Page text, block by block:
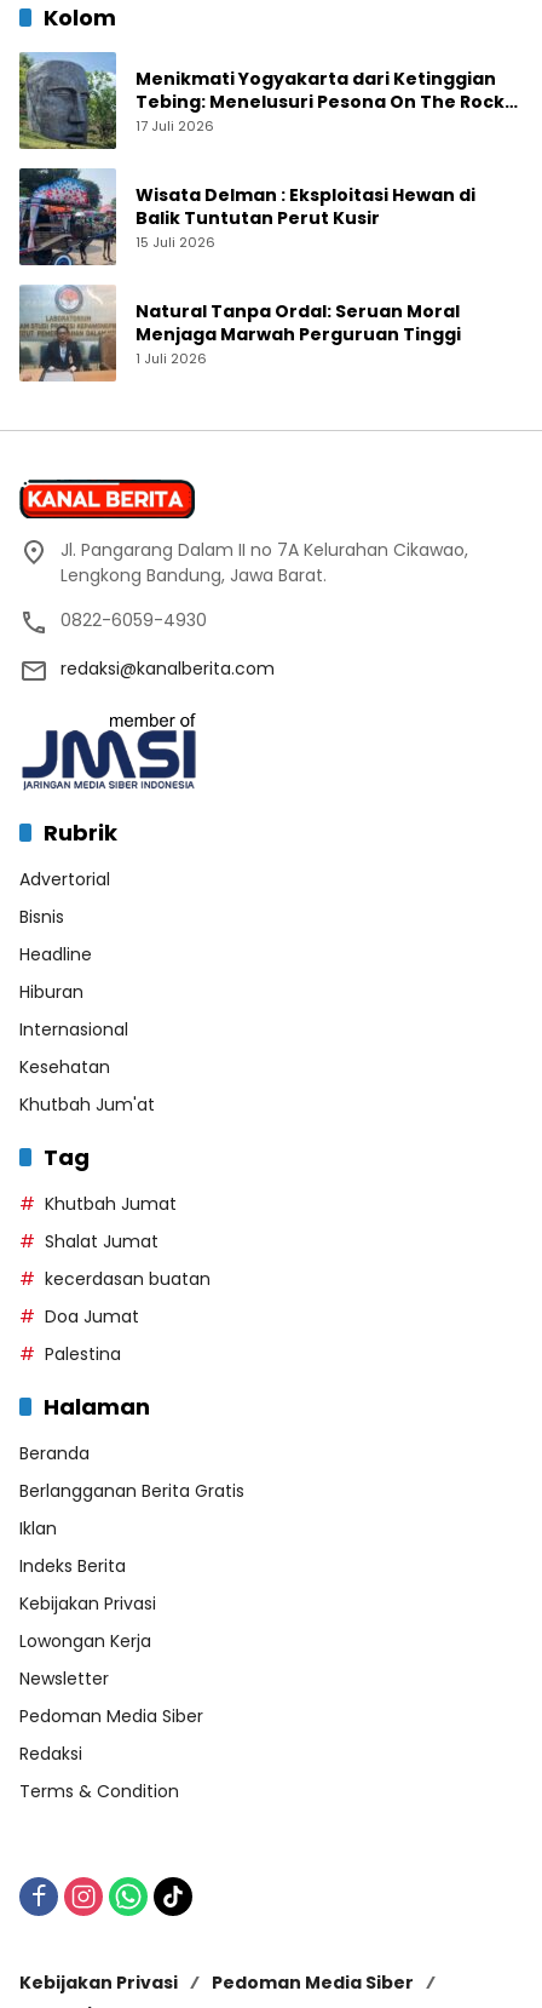
Kolom
Menikmati Yogyakarta dari Ketinggian
Tebing: Menelusuri Pesona On The Rock
Jogja yang Sedang Naik Daun
17 Juli 2026
Wisata Delman : Eksploitasi Hewan di
Balik Tuntutan Perut Kusir
15 Juli 2026
Natural Tanpa Ordal: Seruan Moral
Menjaga Marwah Perguruan Tinggi
1 Juli 2026
Jl. Pangarang Dalam II no 7A Kelurahan Cikawao,
Lengkong Bandung, Jawa Barat.
0822-6059-4930
redaksi@kanalberita.com
Rubrik
Advertorial
Bisnis
Headline
Hiburan
Internasional
Kesehatan
Khutbah Jum'at
Tag
Khutbah Jumat
Shalat Jumat
kecerdasan buatan
Doa Jumat
Palestina
Halaman
Beranda
Berlangganan Berita Gratis
Iklan
Indeks Berita
Kebijakan Privasi
Lowongan Kerja
Newsletter
Pedoman Media Siber
Redaksi
Terms & Condition
Kebijakan Privasi
Pedoman Media Siber